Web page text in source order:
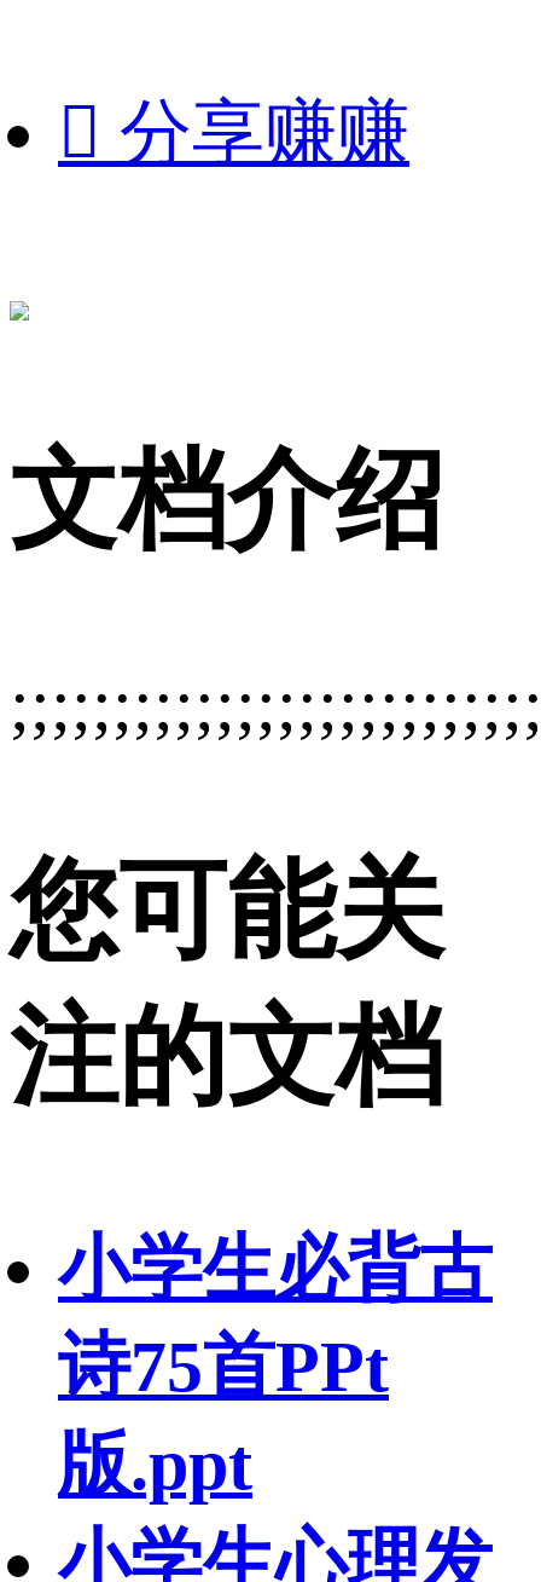
 分享赚赚
文档介绍
您可能关
注的文档
小学生必背古
诗75首PPt
版.ppt
小学生心理发